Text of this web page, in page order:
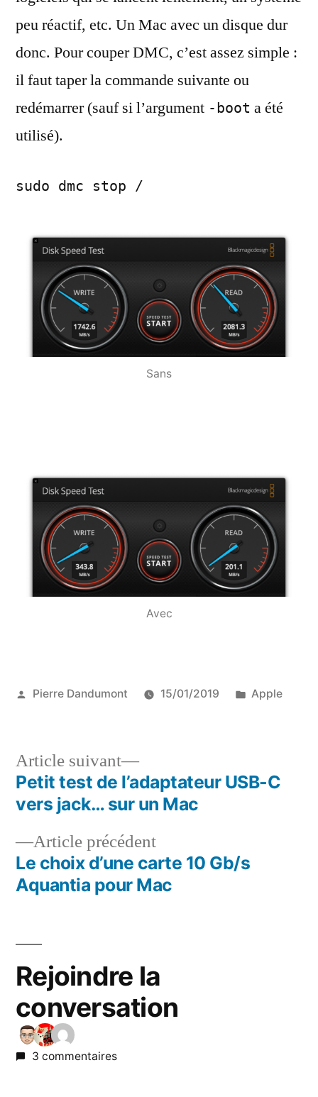
peu réactif, etc. Un Mac avec un disque dur
donc. Pour couper DMC, c’est assez simple :
il faut taper la commande suivante ou
redémarrer (sauf si l’argument -boot a été
utilisé).
sudo dmc stop /
Sans
Avec
Publié
Pierre Dandumont 15/01/2019
Publié
Apple
Navigation
l’article
Article précédentArticle
précédent :
Le choix d’une carte 10 Gb/s
Aquantia pour Mac
Article suivant
Article
suivant :
Petit test de l’adaptateur USB-C
vers jack… sur un Mac
Rejoindre la
conversation
3 commentaires